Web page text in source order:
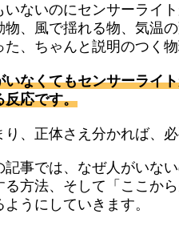
いないのにセンサーライ
物、風で揺れる物、気温
た、ちゃんと説明のつく
いなくてもセンサーライ
反応です。
り、正体さえ分かれば、
記事では、なぜ人がいな
る方法、そして「ここか
ようにしていきます。